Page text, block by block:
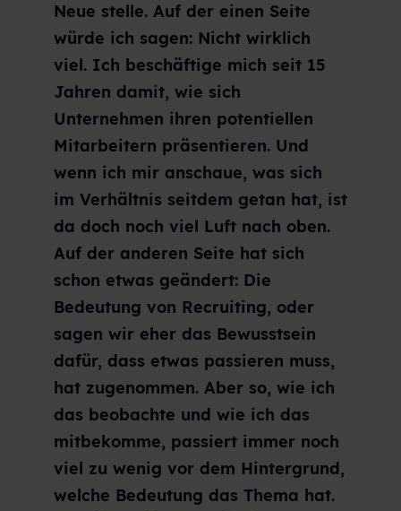
Neue stelle. Auf der einen Seite
würde ich sagen: Nicht wirklich
viel. Ich beschäftige mich seit 15
Jahren damit, wie sich
Unternehmen ihren potentiellen
Mitarbeitern präsentieren. Und
wenn ich mir anschaue, was sich
im Verhältnis seitdem getan hat, ist
da doch noch viel Luft nach oben.
Auf der anderen Seite hat sich
schon etwas geändert: Die
Bedeutung von Recruiting, oder
sagen wir eher das Bewusstsein
dafür, dass etwas passieren muss,
hat zugenommen. Aber so, wie ich
das beobachte und wie ich das
mitbekomme, passiert immer noch
viel zu wenig vor dem Hintergrund,
welche Bedeutung das Thema hat.